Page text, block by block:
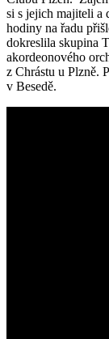
si s jejich majiteli a
hodiny na řadu
dokreslila skupina
akordeonového
z Chrástu u Plzně.
v Besedě.